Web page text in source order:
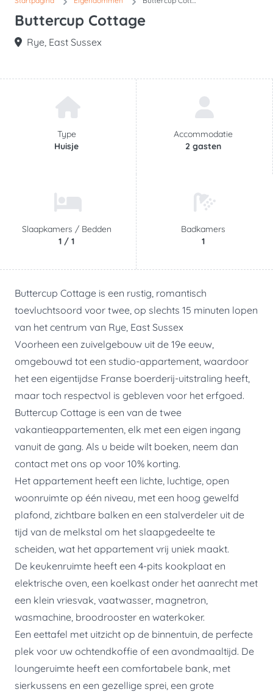
Buttercup Cottage
Rye, East Sussex
Type
Huisje
Accommodatie
2 gasten
Slaapkamers / Bedden
1 / 1
Badkamers
1
Buttercup Cottage is een rustig, romantisch
toevluchtsoord voor twee, op slechts 15 minuten lopen
van het centrum van Rye, East Sussex
Voorheen een zuivelgebouw uit de 19e eeuw,
omgebouwd tot een studio-appartement, waardoor
het een eigentijdse Franse boerderij-uitstraling heeft,
maar toch respectvol is gebleven voor het erfgoed.
Buttercup Cottage is een van de twee
vakantieappartementen, elk met een eigen ingang
vanuit de gang. Als u beide wilt boeken, neem dan
contact met ons op voor 10% korting.
Het appartement heeft een lichte, luchtige, open
woonruimte op één niveau, met een hoog gewelfd
plafond, zichtbare balken en een stalverdeler uit de
tijd van de melkstal om het slaapgedeelte te
scheiden, wat het appartement vrij uniek maakt.
De keukenruimte heeft een 4-pits kookplaat en
elektrische oven, een koelkast onder het aanrecht met
een klein vriesvak, vaatwasser, magnetron,
wasmachine, broodrooster en waterkoker.
Een eettafel met uitzicht op de binnentuin, de perfecte
plek voor uw ochtendkoffie of een avondmaaltijd. De
loungeruimte heeft een comfortabele bank, met
sierkussens en een gezellige sprei, een grote